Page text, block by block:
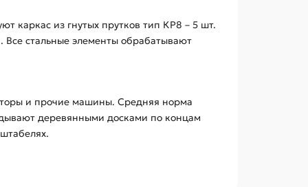
каркас из гнутых прутков тип КР8 – 5 шт.
Все стальные элементы обрабатывают
и прочие машины. Средняя норма
деревянными досками по концам